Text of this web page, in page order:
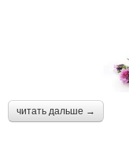
читать дальше →